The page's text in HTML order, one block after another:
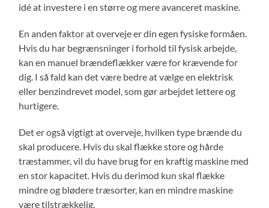
idé at investere i en større og mere avanceret maskine.
En anden faktor at overveje er din egen fysiske formåen.
Hvis du har begrænsninger i forhold til fysisk arbejde,
kan en manuel brændeflækker være for krævende for
dig. I så fald kan det være bedre at vælge en elektrisk
eller benzindrevet model, som gør arbejdet lettere og
hurtigere.
Det er også vigtigt at overveje, hvilken type brænde du
skal producere. Hvis du skal flække store og hårde
træstammer, vil du have brug for en kraftig maskine med
en stor kapacitet. Hvis du derimod kun skal flække
mindre og blødere træsorter, kan en mindre maskine
være tilstrækkelig.